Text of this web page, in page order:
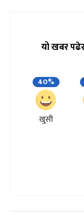
यो खबर
40%
खुसी